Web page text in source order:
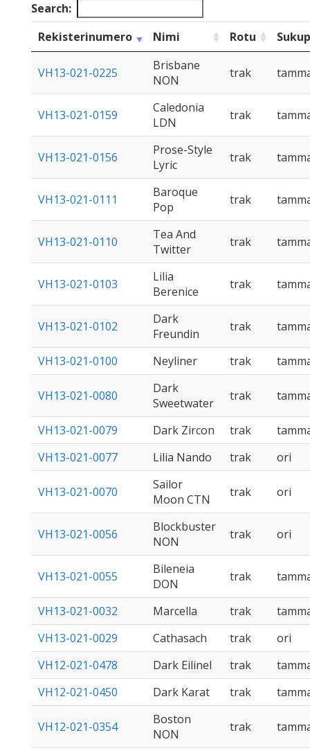
Search:
Rekisterinumero
Nimi Rotu
VH13-021-0225
Brisbane
NON
trak
VH13-021-0159
Caledonia
LDN
trak
VH13-021-0156
Prose-Style
Lyric
trak
VH13-021-0111
Baroque
Pop
trak
VH13-021-0110
Tea And
Twitter
trak
VH13-021-0103
Lilia
Berenice
trak
VH13-021-0102
Dark
Freundin
trak
VH13-021-0100 Neyliner trak
VH13-021-0080
Dark
Sweetwater
trak
VH13-021-0079 Dark Zircon trak
VH13-021-0077
Lilia Nando trak ori
VH13-021-0070
Sailor
Moon CTN
trak ori
VH13-021-0056
Blockbuster
NON
trak ori
VH13-021-0055
Bileneia
DON
trak
VH13-021-0032 Marcella trak
VH13-021-0029
Cathasach trak
ori
VH12-021-0478
Dark Eilinel trak
VH12-021-0450
Dark Karat trak
VH12-021-0354
Boston
NON
trak